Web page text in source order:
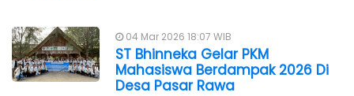
04 Mar 2026 18:07 WIB
ST Bhinneka Gelar PKM
Mahasiswa Berdampak 2026 Di
Desa Pasar Rawa